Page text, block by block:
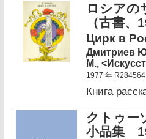
ロシア
（古書、
Цирк в
Дмитриев
М.,
1977 年 R284564
Книга
クトゥー
小品集